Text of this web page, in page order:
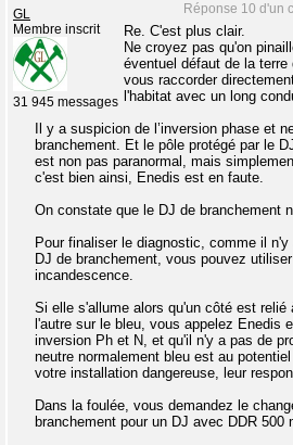
Réponse 10 d'un
GL
Membre inscrit
31 945 messages
Re. C'est plus clair.
Ne croyez pas qu'on
éventuel défaut de la
vous raccorder
l'habitat avec un long
Il y a suspicion de l’inversion phase et
branchement. Et le pôle protégé par le
est non pas paranormal, mais
c'est bien ainsi, Enedis est en faute.
On constate que le DJ de branchement
Pour finaliser le diagnostic, comme il
DJ de branchement, vous pouvez
incandescence.
Si elle s'allume alors qu'un côté est relié
l'autre sur le bleu, vous appelez Enedis
inversion Ph et N, et qu'il n'y a pas de
neutre normalement bleu est au
votre installation dangereuse, leur
Dans la foulée, vous demandez le
branchement pour un DJ avec DDR 500